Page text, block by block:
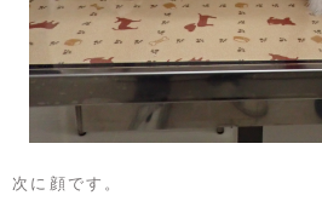
次に顔です。